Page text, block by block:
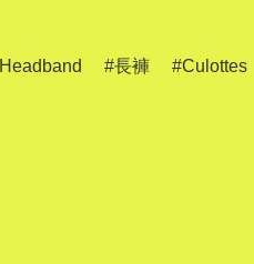
Headband 長褲 Culottes